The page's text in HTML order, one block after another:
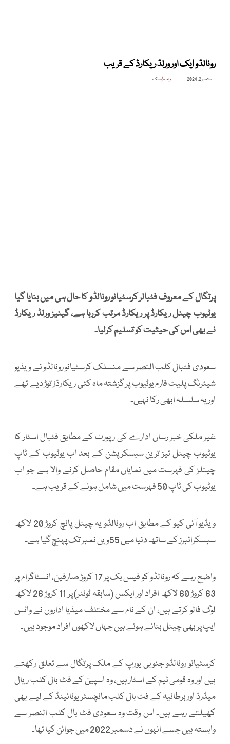
رونالڈو ایک اور ورلڈ ریکارڈ کے قریب
ستمبر 2, 2024 ویب ڈیسک
پرتگال کے معروف فٹبالر کرسٹیانو رونالڈو کا حال ہی میں بنایا گیا
یوٹیوب چینل ریکارڈ پر ریکارڈ مرتب کررہا ہے، گینیز ورلڈ ریکارڈ
نے بھی اس کی حیثیت کو تسلیم کرلیا۔
سعودی فٹبال کلب النصر سے منسلک کرسٹیانو رونالڈو نے ویڈیو
شیئرنگ پلیٹ فارم یوٹیوب پر گزشتہ ماہ کئی ریکارڈز توڑ دیے تھے
اور یہ سلسلہ ابھی رکا نہیں۔
غیر ملکی خبر رساں ادارے کی رپورٹ کے مطابق فٹبال اسٹار کا
یوٹیوب چینل تیز ترین سبسکرپشن کے بعد اب یوٹیوب کے ٹاپ
چینلز کی فہرست میں نمایاں مقام حاصل کرنے والا ہے جو اب
یوٹیوب کی ٹاپ 50 فہرست میں شامل ہونے کے قریب ہے۔
ویڈیو آئی کیو کے مطابق اب رونالڈو یہ چینل پانچ کروڑ 20 لاکھ
سبسکرائبرز کے ساتھ دنیا میں 55ویں نمبر تک پہنچ گیا ہے۔
واضح رہے کہ رونالڈو کو فیس بک پر 17 کروڑ صارفین، انسٹاگرام پر
63 کروڑ 60 لاکھ افراد اور ایکس (سابقہ ٹوئٹر) پر 11 کروڑ 26 لاکھ
لوگ فالو کرتے ہیں، ان کے نام سے مختلف میڈیا اداروں نے واٹس
ایپ پر بھی چینل بنائے ہوئے ہیں جہاں لاکھوں افراد موجود ہیں۔
کرسٹیانو رونالڈو جنوبی یورپ کے ملک پرتگال سے تعلق رکھتے
ہیں اور وہ قومی ٹیم کے اسٹار ہیں، وہ اسپین کے فٹ بال کلب ریال
میڈرڈ اور برطانیہ کے فٹ بال کلب مانچسٹر یونائیٹڈ کے لیے بھی
کھیلتے رہے ہیں۔ اس وقت وہ سعودی فٹ بال کلب النصر سے
وابستہ ہیں جسے انہوں نے دسمبر 2022 میں جوائن کیا تھا۔